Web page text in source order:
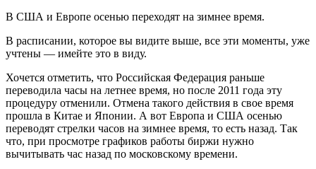
В США и Европе осенью переходят на зимнее время.
В расписании, которое вы видите выше, все эти моменты, уже
учтены — имейте это в виду.
Хочется отметить, что Российская Федерация раньше
переводила часы на летнее время, но после 2011 года эту
процедуру отменили. Отмена такого действия в свое время
прошла в Китае и Японии. А вот Европа и США осенью
переводят стрелки часов на зимнее время, то есть назад. Так
что, при просмотре графиков работы биржи нужно
вычитывать час назад по московскому времени.